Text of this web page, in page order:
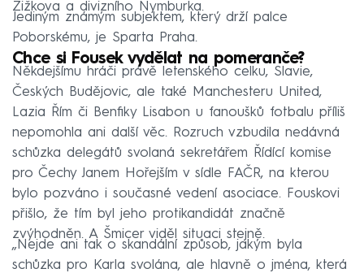
Žižkova a divizního Nymburka.
Jediným známým subjektem, který drží palce
Poborskému, je Sparta Praha.
Chce si Fousek vydělat na pomeranče?
Někdejšímu hráči právě letenského celku, Slavie,
Českých Budějovic, ale také Manchesteru United,
Lazia Řím či Benfiky Lisabon u fanoušků fotbalu příliš
nepomohla ani další věc. Rozruch vzbudila nedávná
schůzka delegátů svolaná sekretářem Řídící komise
pro Čechy Janem Hořejším v sídle FAČR, na kterou
bylo pozváno i současné vedení asociace. Fouskovi
přišlo, že tím byl jeho protikandidát značně
zvýhodněn. A Šmicer viděl situaci stejně.
„Nejde ani tak o skandální způsob, jakým byla
schůzka pro Karla svolána, ale hlavně o jména, která